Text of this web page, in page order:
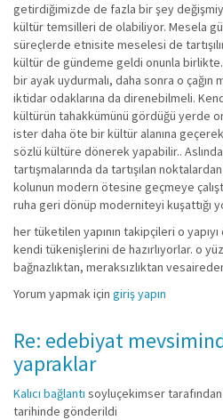
getirdiğimizde de fazla bir şey
kültür temsilleri de olabiliyor. Mesela
süreçlerde etnisite meselesi de
kültür de gündeme geldi onunla
bir ayak uydurmalı, daha sonra o çağın
iktidar odaklarına da direnebilmeli.
kültürün tahakkümünü gördüğü yerde
ister daha öte bir kültür alanına
sözlü kültüre dönerek yapabilir..
tartışmalarında da tartışılan
kolunun modern ötesine geçmeye
ruha geri dönüp moderniteyi kuşattığı
her tüketilen yapının takipçileri o
kendi tükenişlerini de hazırlıyorlar. o
bağnazlıktan, meraksızlıktan
Yorum yapmak için giriş yapın
Re: edebiyat
yapraklar
Kalıcı bağlantı soyluçekimser
tarihinde gönderildi